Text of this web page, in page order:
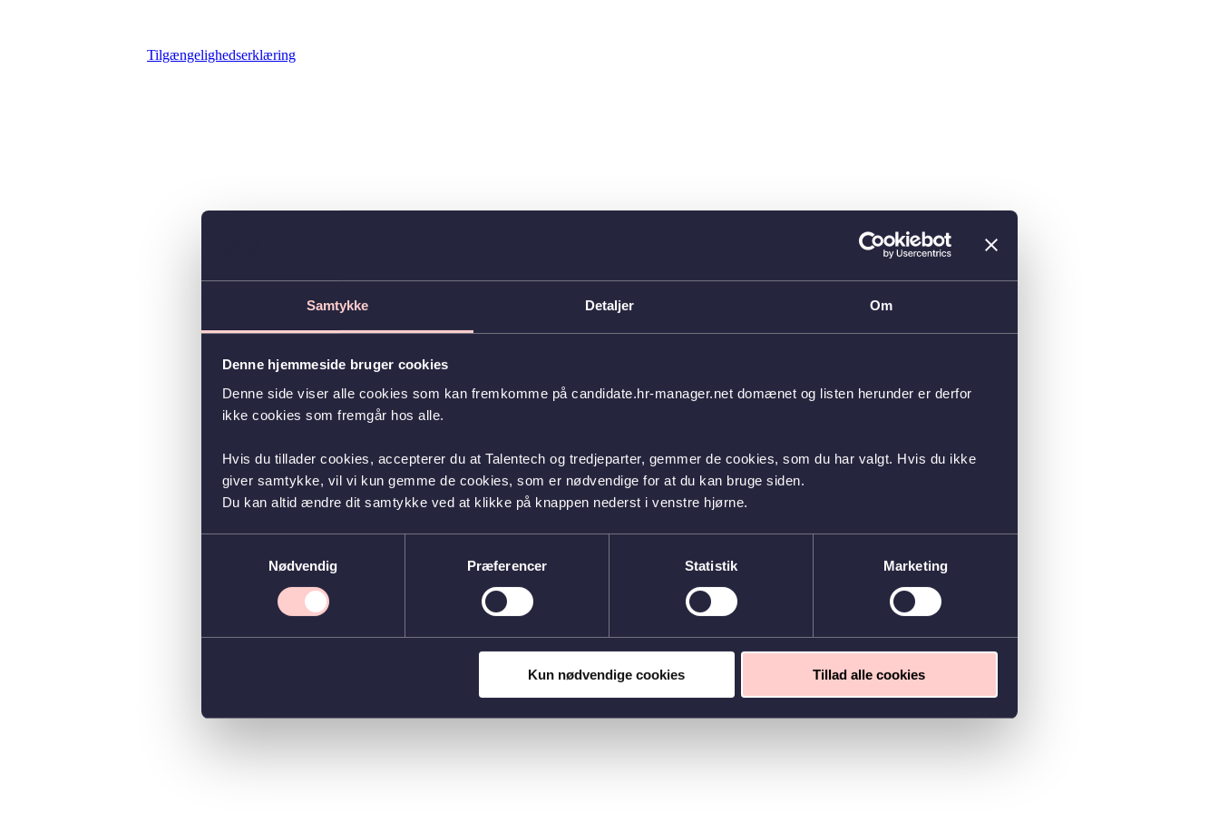
Samtykke Detaljer Om
Denne hjemmeside bruger cookies
Denne side viser alle cookies som kan fremkomme på candidate.hr-manager.net domænet og listen herunder er derfor
ikke cookies som fremgår hos alle.
Hvis du tillader cookies, accepterer du at Talentech og tredjeparter, gemmer de cookies, som du har valgt. Hvis du ikke
giver samtykke, vil vi kun gemme de cookies, som er nødvendige for at du kan bruge siden.
Du kan altid ændre dit samtykke ved at klikke på knappen nederst i venstre hjørne.
Nødvendig
Præferencer Statistik Marketing
Kun nødvendige cookies Tillad alle cookies
Tilgængelighedserklæring